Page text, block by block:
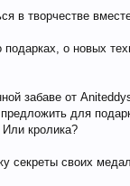
в творчестве
о новых
забаве от
для
кролика?
секреты своих